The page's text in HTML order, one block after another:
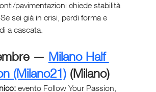
pavimentazioni chiede stabilità
sei già in crisi, perdi forma e
a cascata.
— Milano Half
(Milano21) (Milano)
evento Follow Your Passion,